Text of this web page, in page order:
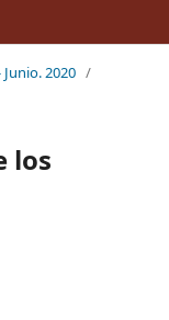
2020 /
los